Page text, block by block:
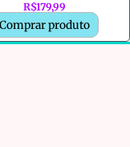
R$179,99
Comprar produto